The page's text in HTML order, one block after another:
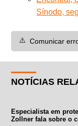
Sínodo,
⚠️ Comunicar
NOTÍCIAS
Especialista em
Zollner fala sobre o